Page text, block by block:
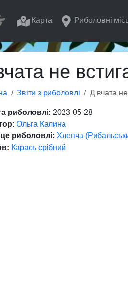
Карта Риболовні
не
Звіти з риболовлі Дівчата
риболовлі: 2023-05-28
Ольга Калина
риболовлі: Хлепча
Карась срібний